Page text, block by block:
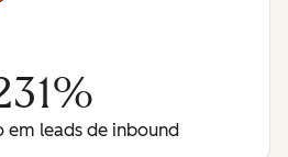
em leads de inbound